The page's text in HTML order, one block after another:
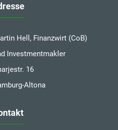
Hell, Finanzwirt (CoB)
Investmentmakler
16
Altona